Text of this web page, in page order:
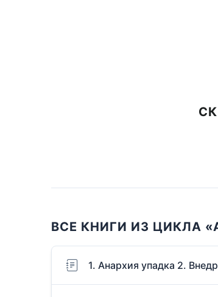
ВСЕ КНИГИ ИЗ ЦИКЛА
1. Анархия упадка 2.